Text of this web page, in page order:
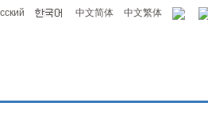
中文简体 中文繁体